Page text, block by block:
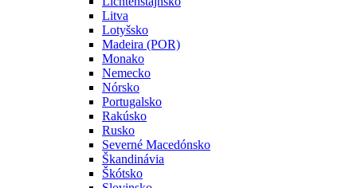
Litva
Lotyšsko
Madeira (POR)
Monako
Nemecko
Nórsko
Portugalsko
Rakúsko
Rusko
Severné Macedónsko
Škandinávia
Škótsko